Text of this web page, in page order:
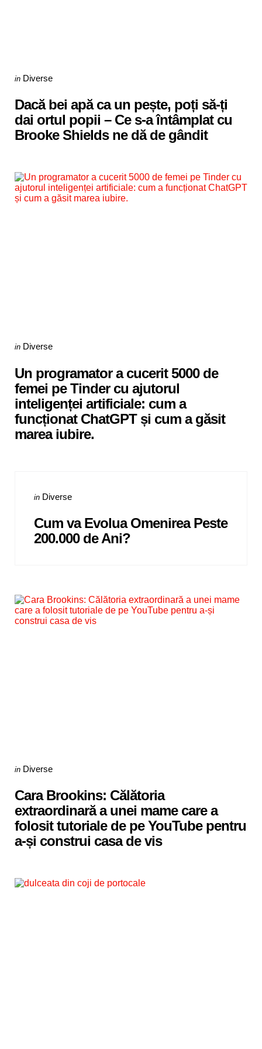
Categories
Posted
in Diverse
Dacă bei apă ca un pește, poți să-ți
dai ortul popii – Ce s-a întâmplat cu
Brooke Shields ne dă de gândit
Categories
Posted
in Diverse
Un programator a cucerit 5000 de
femei pe Tinder cu ajutorul
inteligenței artificiale: cum a
funcționat ChatGPT și cum a găsit
marea iubire.
Categories
Posted
in Diverse
Cum va Evolua Omenirea Peste
200.000 de Ani?
Categories
Posted
in Diverse
Cara Brookins: Călătoria
extraordinară a unei mame care a
folosit tutoriale de pe YouTube pentru
a-și construi casa de vis